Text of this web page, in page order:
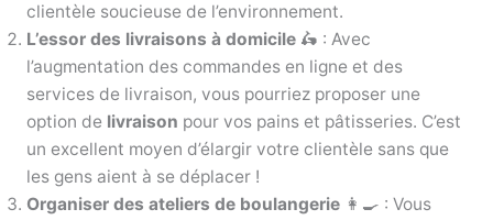
clientèle soucieuse de l’environnement.
L’essor des livraisons à domicile🛵 : Avec
l’augmentation des commandes en ligne et des
services de livraison, vous pourriez proposer une
option de livraison pour vos pains et pâtisseries. C’est
un excellent moyen d’élargir votre clientèle sans que
les gens aient à se déplacer !
Organiser des ateliers de boulangerie👩‍🍳 : Vous